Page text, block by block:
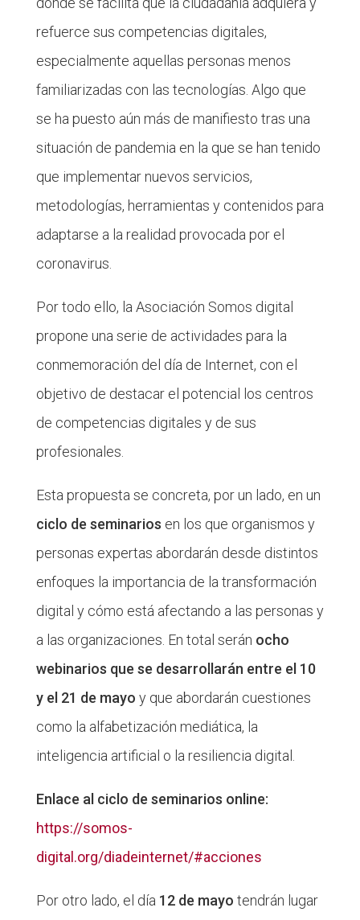
refuerce sus competencias digitales,
especialmente aquellas personas menos
familiarizadas con las tecnologías. Algo que
se ha puesto aún más de manifiesto tras una
situación de pandemia en la que se han tenido
que implementar nuevos servicios,
metodologías, herramientas y contenidos para
adaptarse a la realidad provocada por el
coronavirus.
Por todo ello, la Asociación Somos digital
propone una serie de actividades para la
conmemoración del día de Internet, con el
objetivo de destacar el potencial los centros
de competencias digitales y de sus
profesionales.
Esta propuesta se concreta, por un lado, en un
ciclo de seminarios en los que organismos y
personas expertas abordarán desde distintos
enfoques la importancia de la transformación
digital y cómo está afectando a las personas y
a las organizaciones. En total serán ocho
webinarios que se desarrollarán entre el 10
y el 21 de mayo y que abordarán cuestiones
como la alfabetización mediática, la
inteligencia artificial o la resiliencia digital.
Enlace al ciclo de seminarios online:
https://somos-
digital.org/diadeinternet/#acciones
Por otro lado, el día 12 de mayo tendrán lugar